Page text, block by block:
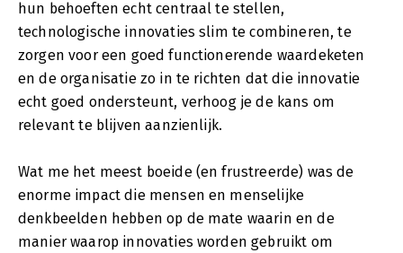
hun behoeften echt centraal te stellen,
technologische innovaties slim te combineren, te
zorgen voor een goed functionerende waardeketen
en de organisatie zo in te richten dat die innovatie
echt goed ondersteunt, verhoog je de kans om
relevant te blijven aanzienlijk.
Wat me het meest boeide (en frustreerde) was de
enorme impact die mensen en menselijke
denkbeelden hebben op de mate waarin en de
manier waarop innovaties worden gebruikt om